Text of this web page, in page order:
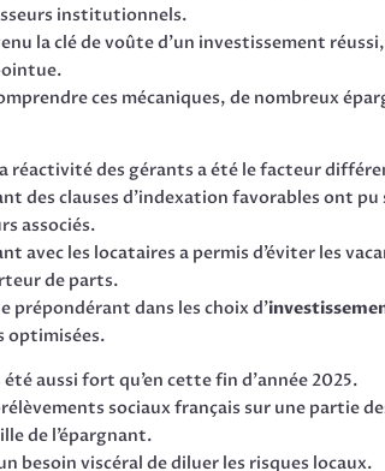
institutionnels.
la clé de voûte d’un investissement
ces mécaniques, de nombreux
réactivité des gérants a été le facteur
des clauses d’indexation favorables ont pu
associés.
avec les locataires a permis d’éviter les
de parts.
prépondérant dans les choix d’
optimisées.
aussi fort qu’en cette fin d’année 2025.
sociaux français sur une partie
de l’épargnant.
besoin viscéral de diluer les risques locaux.